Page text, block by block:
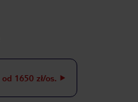
od 1650 zł/os.